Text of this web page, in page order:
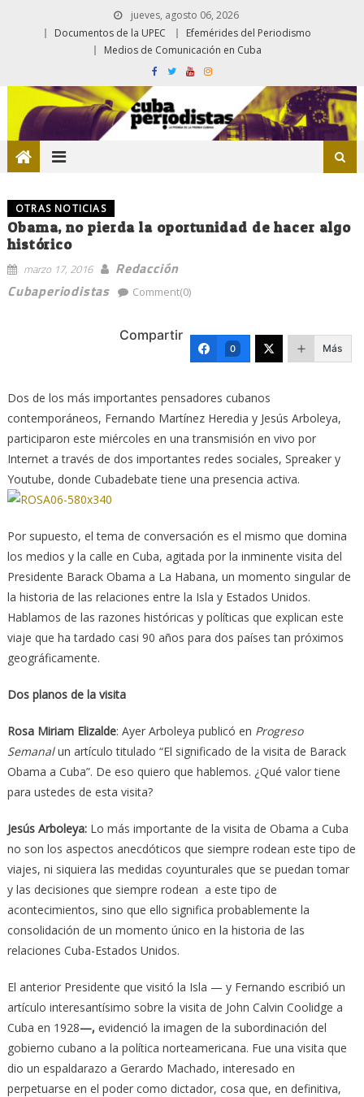
jueves, agosto 06, 2026
Documentos de la UPEC
Efemérides del Periodismo
Medios de Comunicación en Cuba
OTRAS NOTICIAS
Obama, no pierda la oportunidad de hacer algo
histórico
marzo 17, 2016
Redacción
Cubaperiodistas
Comment(0)
Compartir
0 Más
Dos de los más importantes pensadores cubanos
contemporáneos, Fernando Martínez Heredia y Jesús Arboleya,
participaron este miércoles en una transmisión en vivo por
Internet a través de dos importantes redes sociales, Spreaker y
Youtube, donde Cubadebate tiene una presencia activa.
Por supuesto, el tema de conversación es el mismo que domina
los medios y la calle en Cuba, agitada por la inminente visita del
Presidente Barack Obama a La Habana, un momento singular de
la historia de las relaciones entre la Isla y Estados Unidos.
Hablamos de las razones históricas y políticas que explican este
viaje que ha tardado casi 90 años para dos países tan próximos
geográficamente.
Dos planos de la visita
Rosa Miriam Elizalde: Ayer Arboleya publicó en Progreso
Semanalun artículo titulado “El significado de la visita de Barack
Obama a Cuba”. De eso quiero que hablemos. ¿Qué valor tiene
para ustedes de esta visita?
Jesús Arboleya:Lo más importante de la visita de Obama a Cuba
no son los aspectos anecdóticos que siempre rodean este tipo de
viajes, ni siquiera las medidas coyunturales que se puedan tomar
y las decisiones que siempre rodean a este tipo de
acontecimientos, sino que ello significa probablemente la
consolidación de un momento único en la historia de las
relaciones Cuba-Estados Unidos.
El anterior Presidente que visitó la Isla — y Fernando escribió un
artículo interesantísimo sobre la visita de John Calvin Coolidge a
Cuba en 1928—, evidenció la imagen de la subordinación del
gobierno cubano a la política norteamericana. Fue una visita que
dio un espaldarazo a Gerardo Machado, interesado en
perpetuarse en el poder como dictador, cosa que, en definitiva,